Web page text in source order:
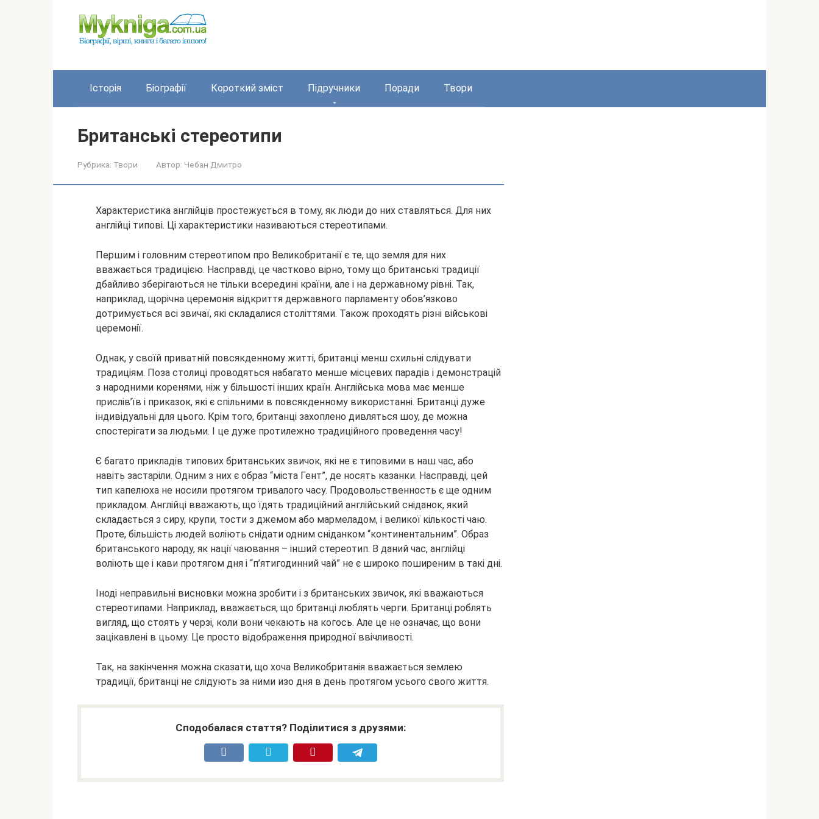
Історія Біографії Короткий зміст Підручники Поради Твори
Британські стереотипи
Рубрика: Твори Автор: Чебан Дмитро
Характеристика англійців простежується в тому, як люди до них ставляться. Для них
англійці типові. Ці характеристики називаються стереотипами.
Першим і головним стереотипом про Великобританії є те, що земля для них
вважається традицією. Насправді, це частково вірно, тому що британські традиції
дбайливо зберігаються не тільки всередині країни, але і на державному рівні. Так,
наприклад, щорічна церемонія відкриття державного парламенту обов’язково
дотримується всі звичаї, які складалися століттями. Також проходять різні військові
церемонії.
Однак, у своїй приватній повсякденному житті, британці менш схильні слідувати
традиціям. Поза столиці проводяться набагато менше місцевих парадів і демонстрацій
з народними коренями, ніж у більшості інших країн. Англійська мова має менше
прислів’їв і приказок, які є спільними в повсякденному використанні. Британці дуже
індивідуальні для цього. Крім того, британці захоплено дивляться шоу, де можна
спостерігати за людьми. І це дуже протилежно традиційного проведення часу!
Є багато прикладів типових британських звичок, які не є типовими в наш час, або
навіть застаріли. Одним з них є образ “міста Гент”, де носять казанки. Насправді, цей
тип капелюха не носили протягом тривалого часу. Продовольственность є ще одним
прикладом. Англійці вважають, що їдять традиційний англійський сніданок, який
складається з сиру, крупи, тости з джемом або мармеладом, і великої кількості чаю.
Проте, більшість людей воліють снідати одним сніданком “континентальним”. Образ
британського народу, як нації чаювання – інший стереотип. В даний час, англійці
воліють ще і кави протягом дня і “п’ятигодинний чай” не є широко поширеним в такі дні.
Іноді неправильні висновки можна зробити і з британських звичок, які вважаються
стереотипами. Наприклад, вважається, що британці люблять черги. Британці роблять
вигляд, що стоять у черзі, коли вони чекають на когось. Але це не означає, що вони
зацікавлені в цьому. Це просто відображення природної ввічливості.
Так, на закінчення можна сказати, що хоча Великобританія вважається землею
традиції, британці не слідують за ними изо дня в день протягом усього свого життя.
Сподобалася стаття? Поділитися з друзями: